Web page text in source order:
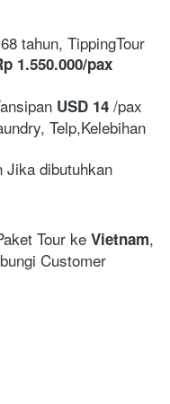
tahun, TippingTour
1.550.000/pax
USD 14 /pax
Telp,Kelebihan
Jika dibutuhkan
Tour ke Vietnam,
Customer